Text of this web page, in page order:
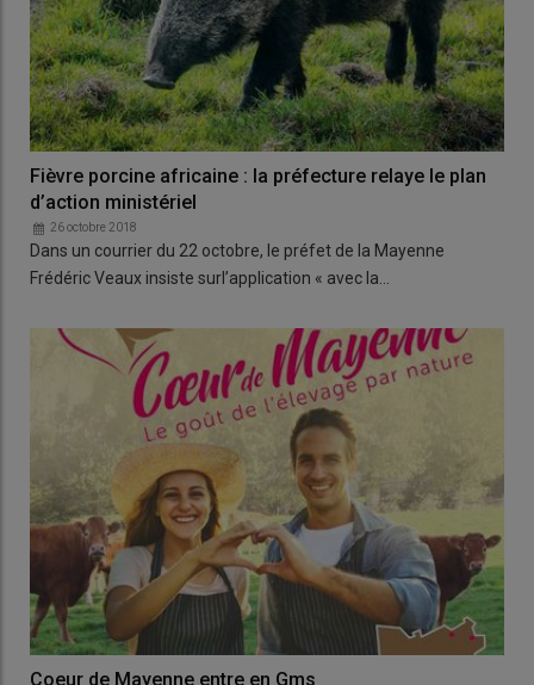
Fièvre porcine africaine : la préfecture relaye le plan
d’action ministériel
26 octobre 2018
Dans un courrier du 22 octobre, le préfet de la Mayenne
Frédéric Veaux insiste surl’application « avec la…
Coeur de Mayenne entre en Gms